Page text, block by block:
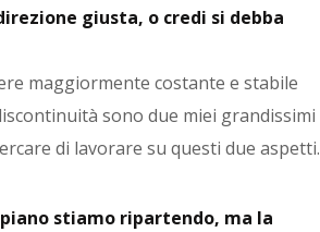
giusta, o credi si debba
maggiormente costante e stabile
sono due miei grandissimi
di lavorare su questi due aspetti.
stiamo ripartendo, ma la